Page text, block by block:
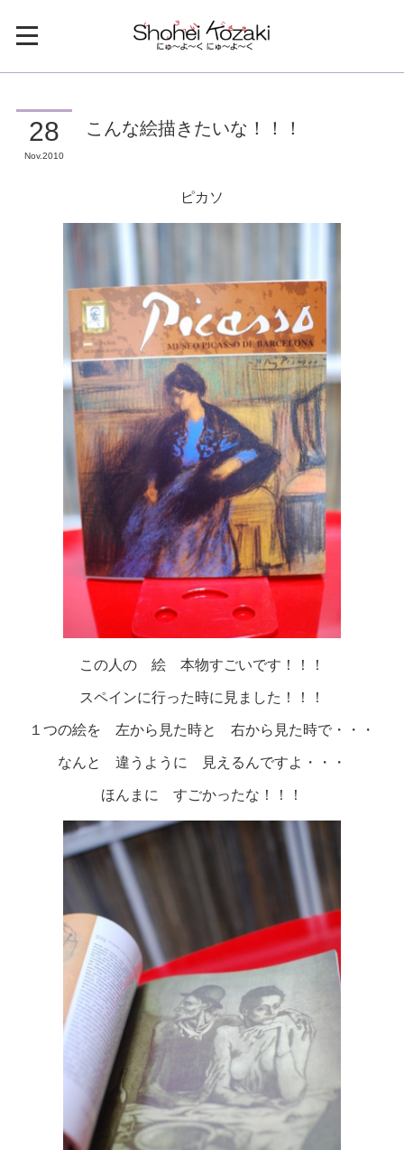
28
Nov 2010
こんな絵描きたいな！！！
ピカソ
この人の 絵 本物すごいです！！！
スペインに行った時に見ました！！！
１つの絵を 左から見た時と 右から見た時で・・・
なんと 違うように 見えるんですよ・・・
ほんまに すごかったな！！！